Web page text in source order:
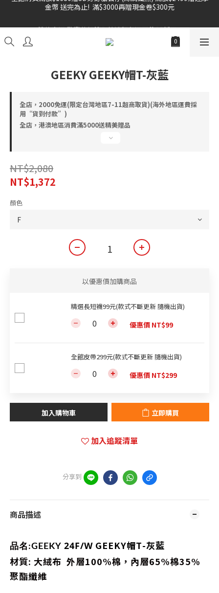
雙倍奉還 歡慶父親節全館褲類任選兩件88折!!!
GEEKY GEEKY帽T-灰藍
全店，2000免運(限定台灣地區7-11超商取貨)(海外地區運費採
用“貨到付款”)
全店，港澳地區消費滿5000送精美贈品
NT$2,080
NT$1,372
顏色
以優惠價加購商品
精選長短襪99元(款式不斷更新 隨機出貨)
優惠價 NT$99
全館皮帶299元(款式不斷更新 隨機出貨)
優惠價 NT$299
加入購物車 立即購買
加入追蹤清單
分享到
商品描述
品名:GEEKY 24F/W GEEKY帽T-灰藍
材質: 大絨布 外層100%棉，內層65%棉35%
聚酯纖維